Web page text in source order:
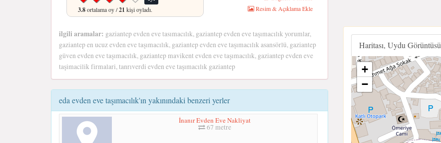
3.8ortalama oy /21 kişi oyladı.
Resim & Açıklama Ekle
ilgili aramalar: gaziantep evden eve tasımacılık, gaziantep evden eve taşımacılık yorumlar,
gaziantep en ucuz evden eve taşımacılık, gaziantep evden eve taşımacılık asansörlü, gaziantep
güven evden eve taşımacılık, gaziantep mavikent evden eve taşımacılık, gaziantep evden eve
taşimacilik firmalari, tanrıverdi evden eve taşımacılık gaziantep
eda evden eve taşımacılık'ın yakınındaki benzeri yerler
İnanır Evden Eve Nakliyat
67 metre
Haritası, Uydu Görüntüsü
+
−